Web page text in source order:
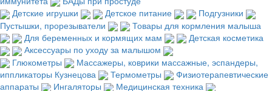
Детские игрушки
Детское питание
Подгузники
Пустышки, прорезыватели
Товары для кормления малыша
Для беременных и кормящих мам
Детская косметика
Аксессуары по уходу за малышом
Глюкометры
Массажеры, коврики массажные, эспандеры,
иппликаторы Кузнецова
Термометры
Физиотерапевтические
аппараты
Ингаляторы
Медицинская техника